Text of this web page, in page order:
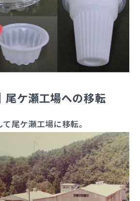
尾ケ瀬工場への移転
尾ケ瀬工場に移転。